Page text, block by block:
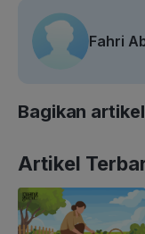
Fahri
Bagikan
Artikel